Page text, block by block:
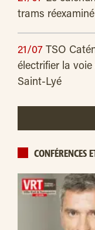
trams
21/07 TSO
électrifier la
Saint-Lyé
CONFÉRENCES